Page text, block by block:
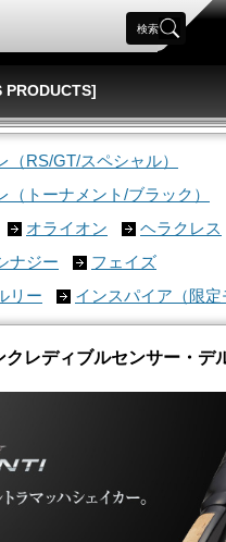
検索
PRODUCTS]
（RS/GT/スペシャル）
（トーナメント/ブラック）
オライオン
ヘラクレス
ナジー
フェイズ
リー
インスパイア（限定
レディブルセンサー・デ